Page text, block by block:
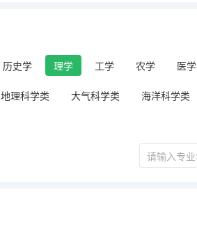
历史学 理学 工学 农学 医学
地理科学类 大气科学类 海洋科学类